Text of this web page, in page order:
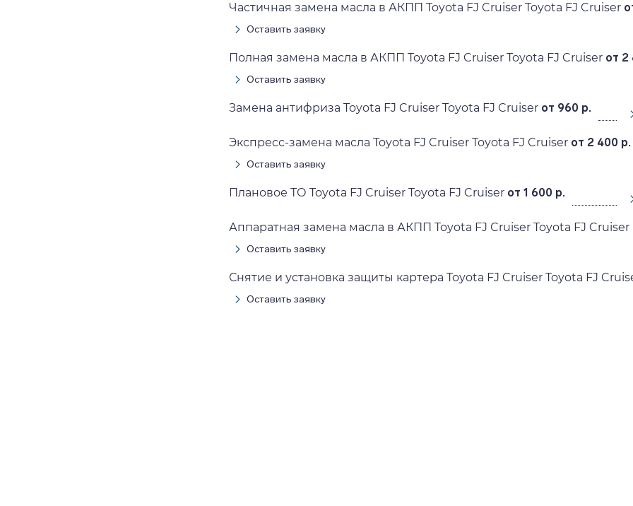
Частичная замена масла в АКПП Toyota FJ Cruiser Toyota FJ Cruiser
Оставить заявку
Полная замена масла в АКПП Toyota FJ Cruiser Toyota FJ Cruiser от 2
Оставить заявку
Замена антифриза Toyota FJ Cruiser Toyota FJ Cruiser от 960 р.
Экспресс-замена масла Toyota FJ Cruiser Toyota FJ Cruiser от 2 400 р.
Оставить заявку
Плановое ТО Toyota FJ Cruiser Toyota FJ Cruiser от 1 600 р.
Аппаратная замена масла в АКПП Toyota FJ Cruiser Toyota FJ Cruiser
Оставить заявку
Снятие и установка защиты картера Toyota FJ Cruiser Toyota FJ
Оставить заявку